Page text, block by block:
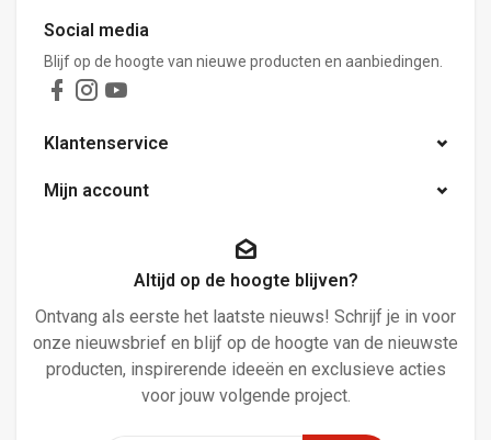
Social media
Blijf op de hoogte van nieuwe producten en aanbiedingen.
Klantenservice
Mijn account
Altijd op de hoogte blijven?
Ontvang als eerste het laatste nieuws! Schrijf je in voor
onze nieuwsbrief en blijf op de hoogte van de nieuwste
producten, inspirerende ideeën en exclusieve acties
voor jouw volgende project.